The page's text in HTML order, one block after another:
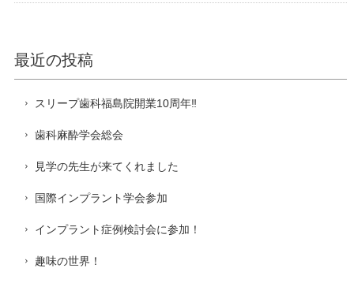
最近の投稿
スリープ歯科福島院開業10周年‼️
歯科麻酔学会総会
見学の先生が来てくれました
国際インプラント学会参加
インプラント症例検討会に参加！
趣味の世界！